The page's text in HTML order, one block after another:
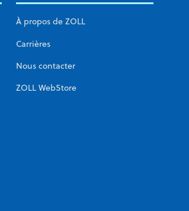
À propos de ZOLL
Carrières
Nous contacter
ZOLL WebStore